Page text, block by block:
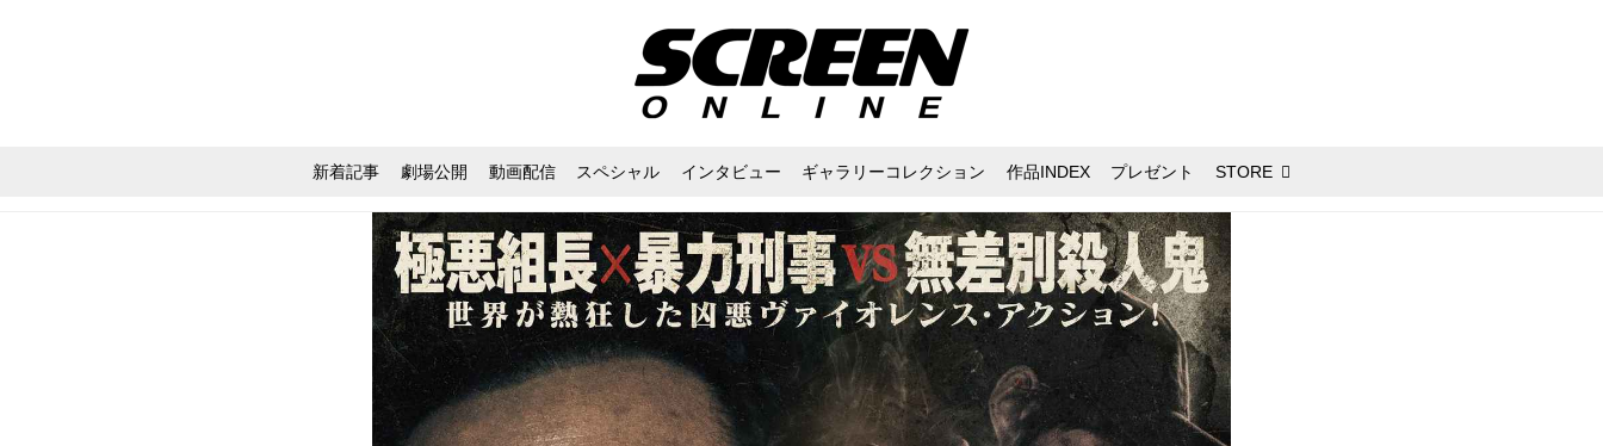
新着記事 劇場公開 動画配信 スペシャル インタビュー ギャラリーコレクション 作品INDEX プレゼント STORE